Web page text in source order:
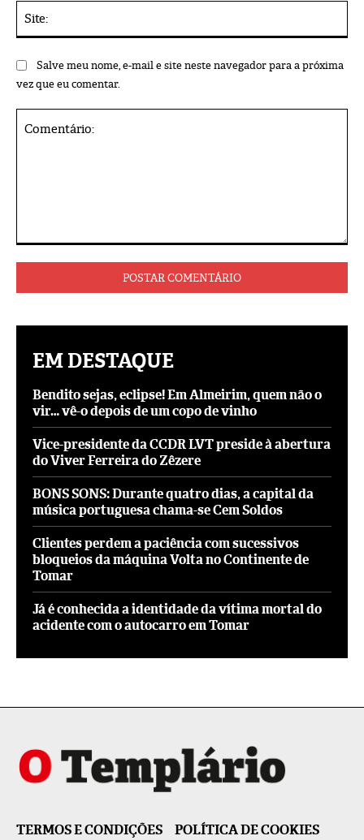
Salve meu nome, e-mail e site neste navegador para a próxima
vez que eu comentar.
EM DESTAQUE
Bendito sejas, eclipse! Em Almeirim, quem não o
vir… vê-o depois de um copo de vinho
Vice-presidente da CCDR LVT preside à abertura
do Viver Ferreira do Zêzere
BONS SONS: Durante quatro dias, a capital da
música portuguesa chama-se Cem Soldos
Clientes perdem a paciência com sucessivos
bloqueios da máquina Volta no Continente de
Tomar
Já é conhecida a identidade da vítima mortal do
acidente com o autocarro em Tomar
TERMOS E CONDIÇÕES
POLÍTICA DE COOKIES